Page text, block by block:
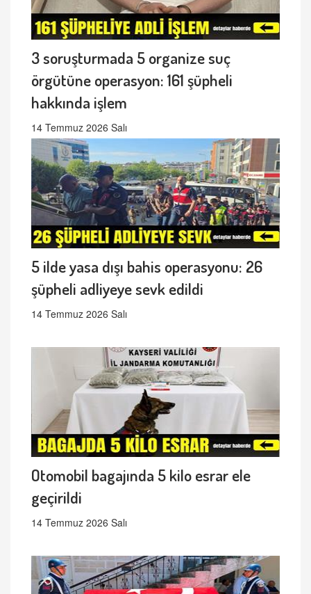
3 soruşturmada 5 organize suç
örgütüne operasyon: 161 şüpheli
hakkında işlem
14 Temmuz 2026 Salı
5 ilde yasa dışı bahis operasyonu: 26
şüpheli adliyeye sevk edildi
14 Temmuz 2026 Salı
Otomobil bagajında 5 kilo esrar ele
geçirildi
14 Temmuz 2026 Salı